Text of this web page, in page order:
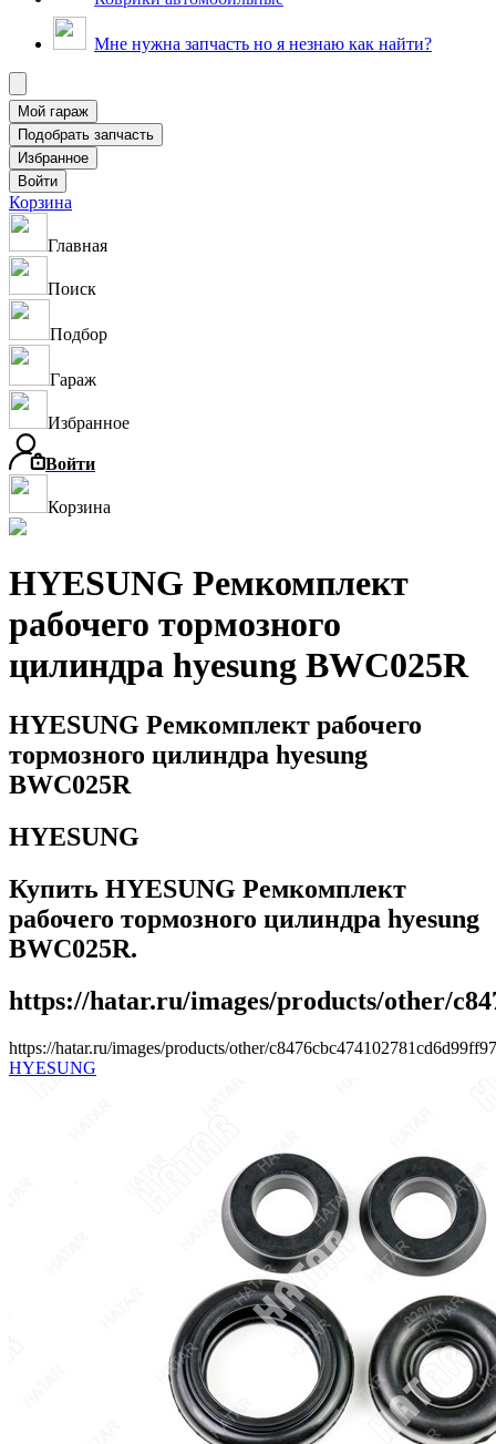
Мне нужна запчасть но я незнаю как найти?
Корзина
Главная
Поиск
Подбор
Гараж
Избранное
Войти
Корзина
HYESUNG Ремкомплект
рабочего тормозного
цилиндра hyesung BWC025R
HYESUNG Ремкомплект рабочего
тормозного цилиндра hyesung
BWC025R
HYESUNG
Купить HYESUNG Ремкомплект
рабочего тормозного цилиндра hyesung
BWC025R.
https://hatar.ru/images/products/other/
https://hatar.ru/images/products/other/
HYESUNG